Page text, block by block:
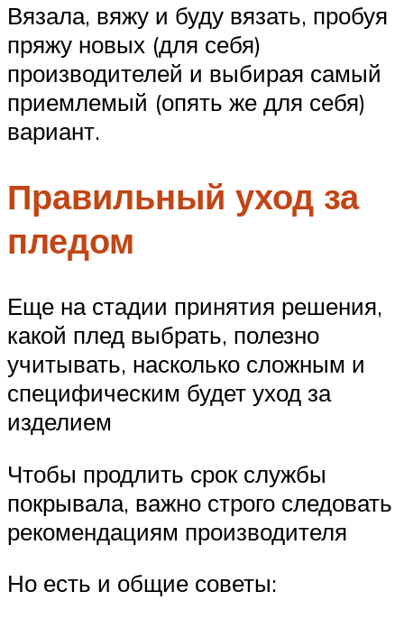
Вязала, вяжу и буду вязать, пробуя
пряжу новых (для себя)
производителей и выбирая самый
приемлемый (опять же для себя)
вариант.
Правильный уход за
пледом
Еще на стадии принятия решения,
какой плед выбрать, полезно
учитывать, насколько сложным и
специфическим будет уход за
изделием
Чтобы продлить срок службы
покрывала, важно строго следовать
рекомендациям производителя
Но есть и общие советы: